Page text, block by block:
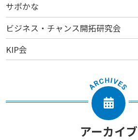
サポかな
ビジネス・チャンス開拓研究会
KIP会
アーカイブ